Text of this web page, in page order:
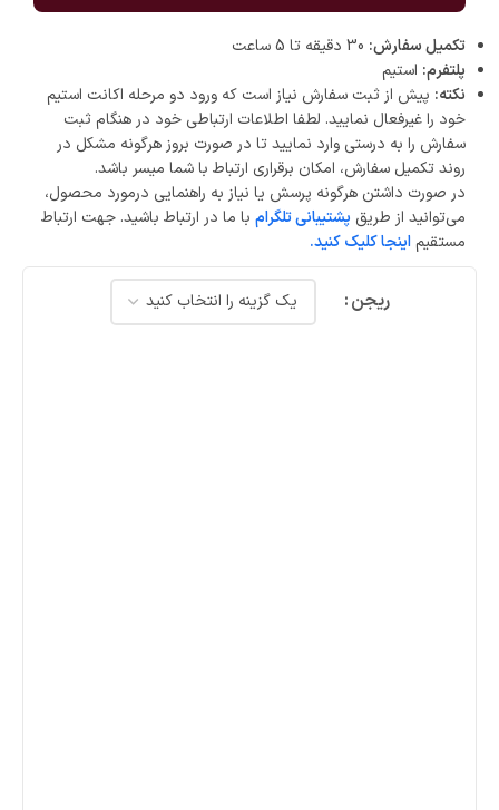
تکمیل سفارش:
پلتفرم: استیم
نکته: پیش از ثبت سفارش نیاز است که ورود دو مرحله اکانت استیم
خود را غیرفعال نمایید. لطفا اطلاعات ارتباطی خود در هنگام ثبت
سفارش را به درستی وارد نمایید تا در صورت بروز هرگونه مشکل در
روند تکمیل سفارش، امکان برقراری ارتباط با شما میسر باشد.
در صورت داشتن هرگونه پرسش یا نیاز به راهنمایی درمورد محصول،
می‌توانید از طریق پشتیبانی تلگرام با ما در ارتباط باشید. جهت ارتباط
مستقیم اینجا کلیک کنید.
ریجن